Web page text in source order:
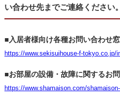
い合わせ先までご連絡ください。
■入居者様向け各種お問い合わせ
https://www.sekisuihouse-f-tokyo.co.jp/
■お部屋の設備・故障に関するお
https://www.shamaison.com/